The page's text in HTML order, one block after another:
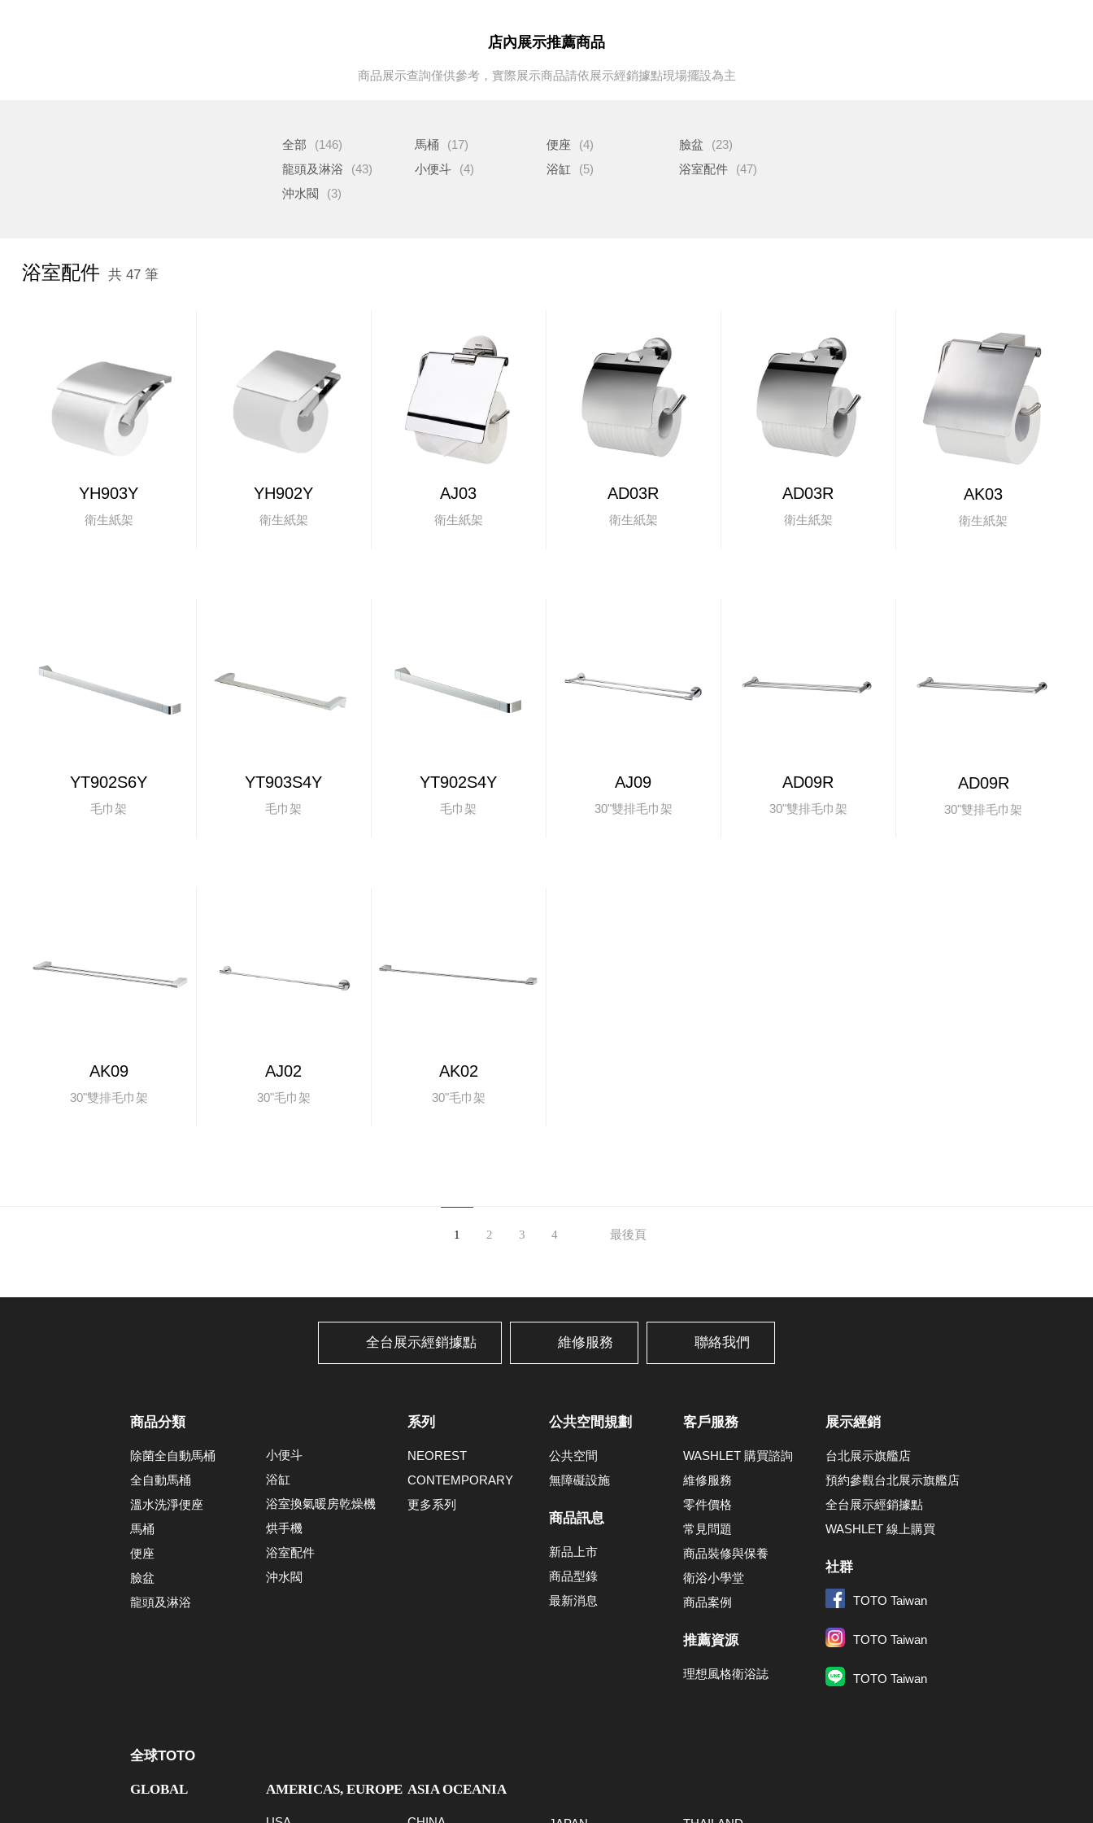
店內展示推薦商品
商品展示查詢僅供參考，實際展示商品請依展示經銷據點現場擺設為主
全部 (146) 馬桶 (17) 便座 (4) 臉盆
(23)
龍頭及淋浴
(43) 小便斗 (4) 浴缸 (5) 浴室配件
(47)
沖水閥
(3)
浴室配件 共 47 筆
YH903Y
衛生紙架
YH902Y
衛生紙架
AJ03
衛生紙架
AD03R
衛生紙架
AD03R
衛生紙架
AK03
衛生紙架
YT902S6Y
毛巾架
YT903S4Y
毛巾架
YT902S4Y
毛巾架
AJ09
30"雙排毛巾架
AD09R
30"雙排毛巾架
AD09R
30"雙排毛巾架
AK09
30"雙排毛巾架
AJ02
30"毛巾架
AK02
30"毛巾架
1 2 3 4 最後頁
全台展示經銷據點 維修服務 聯絡我們
商品分類
除菌全自動馬桶
全自動馬桶
溫水洗淨便座
馬桶
便座
臉盆
龍頭及淋浴
小便斗
浴缸
浴室換氣暖房乾燥機
烘手機
浴室配件
沖水閥
系列
NEOREST
CONTEMPORARY
更多系列
公共空間規劃
公共空間
無障礙設施
商品訊息
新品上市
商品型錄
最新消息
客戶服務
WASHLET 購買諮詢
維修服務
零件價格
常見問題
商品裝修與保養
衛浴小學堂
商品案例
推薦資源
理想風格衛浴誌
展示經銷
台北展示旗艦店
預約參觀台北展示旗艦店
全台展示經銷據點
WASHLET 線上購買
社群
TOTO Taiwan
TOTO Taiwan
TOTO Taiwan
全球TOTO
GLOBAL AMERICAS, EUROPE ASIA OCEANIA